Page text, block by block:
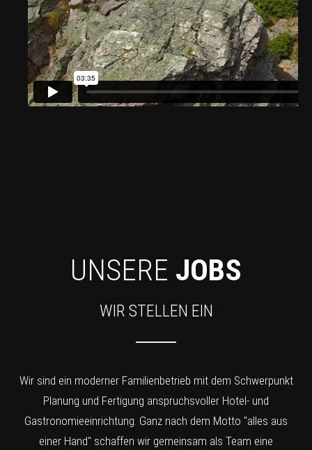
UNSERE JOBS
WIR STELLEN EIN
Wir sind ein moderner Familienbetrieb mit dem Schwerpunkt
Planung und Fertigung anspruchsvoller Hotel- und
Gastronomieeinrichtung. Ganz nach dem Motto "alles aus
einer Hand" schaffen wir gemeinsam als Team eine